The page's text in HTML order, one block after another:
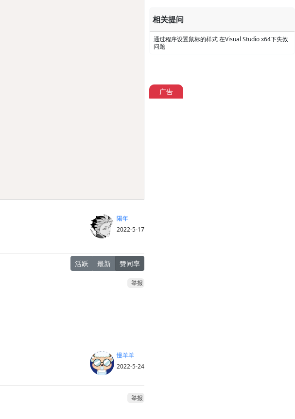
陽年
2022-5-17
活跃 最新 赞同率
举报
慢羊羊
2022-5-24
举报
相关提问
通过程序设置鼠标的样式 在Visual Studio x64下失效
问题
广告